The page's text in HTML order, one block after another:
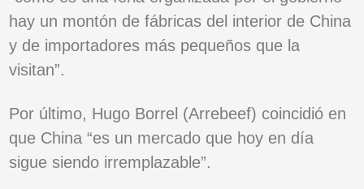
hay un montón de fábricas del interior de China
y de importadores más pequeños que la
visitan”.
Por último, Hugo Borrel (Arrebeef) coincidió en
que China “es un mercado que hoy en día
sigue siendo irremplazable”.